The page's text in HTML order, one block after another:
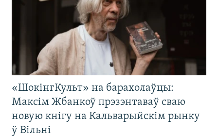
«ШокінгКульт» на барахолаўцы:
Максім Жбанкоў прэзэнтаваў сваю
новую кнігу на Кальварыйскім рынку
ў Вільні